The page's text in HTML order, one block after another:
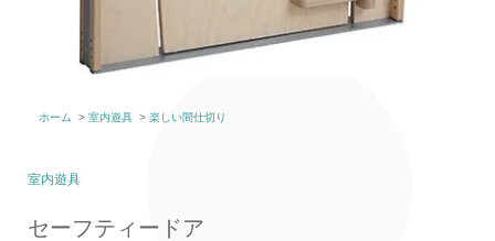
ホーム > 室内遊具 > 楽しい間仕切り
室内遊具
セーフティードア